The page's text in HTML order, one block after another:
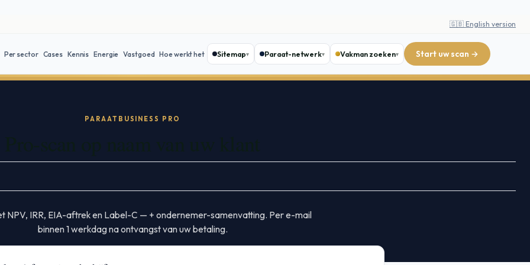
🇬🇧 English version
Per sector Cases Kennis Energie Vastgoed Hoe werkt het Sitemap Paraat-netwerk Vakman zoeken Start uw scan →
PARAATBUSINESS PRO
NPV, IRR, EIA-aftrek en Label-C — + ondernemer-samenvatting. Per e-mail
binnen 1 werkdag na ontvangst van uw betaling.